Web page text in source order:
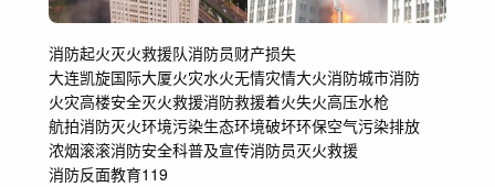
消防起火灭火救援队消防员财产损失
大连凯旋国际大厦火灾水火无情灾情大火消防城市消防
火灾高楼安全灭火救援消防救援着火失火高压水枪
航拍消防灭火环境污染生态环境破坏环保空气污染排放
浓烟滚滚消防安全科普及宣传消防员灭火救援
消防反面教育119